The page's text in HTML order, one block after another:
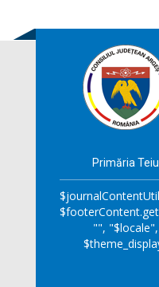
Primăria Teiu
"", "$locale",